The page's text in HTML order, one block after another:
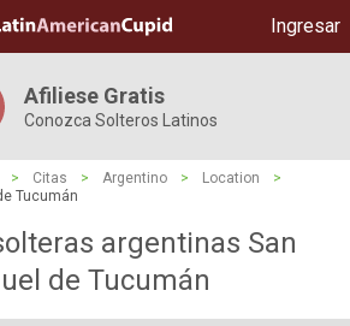
Ingresar
Afiliese Gratis
Conozca Solteros Latinos
> Citas > Argentino > Location
>
Tucumán
argentinas San
de Tucumán